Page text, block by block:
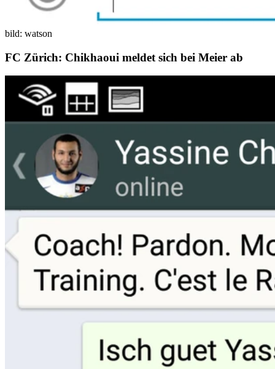
bild: watson
FC Zürich: Chikhaoui meldet sich bei Meier ab